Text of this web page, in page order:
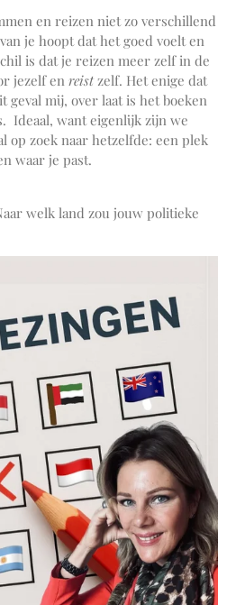
en reizen niet zo verschillend
je hoopt dat het goed voelt en
is dat je reizen meer zelf in de
jezelf enreistzelf. Het enige dat
geval mij, over laat is het boeken
Ideaal, want eigenlijk zijn we
op zoek naar hetzelfde: een plek
waar je past.
welk land zou jouw politieke